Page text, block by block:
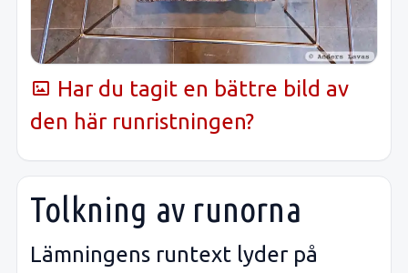
Har du tagit en bättre bild av
den här runristningen?
Tolkning av runorna
Lämningens runtext lyder på